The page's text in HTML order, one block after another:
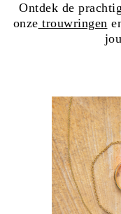
Ontdek de
onze trouwringen